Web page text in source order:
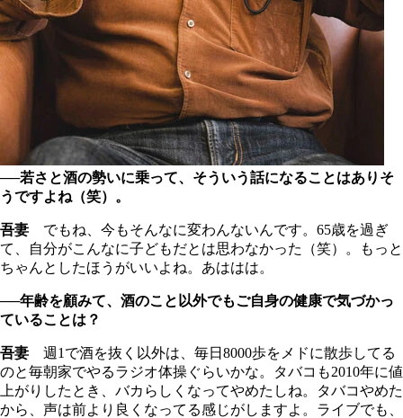
──若さと酒の勢いに乗って、そういう話になることはありそ
うですよね（笑）。
吾妻 でもね、今もそんなに変わんないんです。65歳を過ぎ
て、自分がこんなに子どもだとは思わなかった（笑）。もっと
ちゃんとしたほうがいいよね。あははは。
──年齢を顧みて、酒のこと以外でもご自身の健康で気づかっ
ていることは？
吾妻 週1で酒を抜く以外は、毎日8000歩をメドに散歩してる
のと毎朝家でやるラジオ体操ぐらいかな。タバコも2010年に値
上がりしたとき、バカらしくなってやめたしね。タバコやめた
から、声は前より良くなってる感じがしますよ。ライブでも、